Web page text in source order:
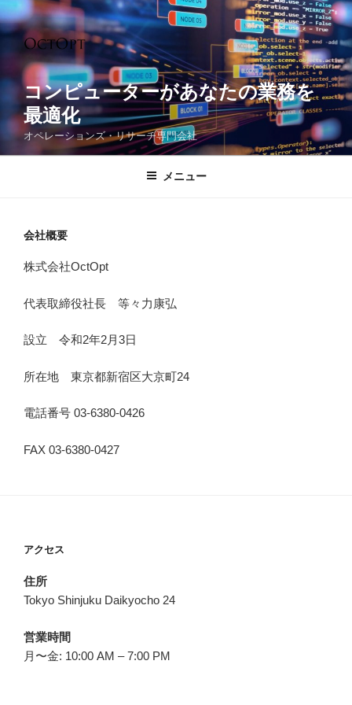
コ
ン
ツ
へ
ス
キ
ッ
コンピューターがあなたの業務を
最適化
オペレーションズ・リサーチ専門会社
メニュー
会社概要
株式会社OctOpt
代表取締役社長 等々力康弘
設立 令和2年2月3日
所在地 東京都新宿区大京町24
電話番号 03-6380-0426
FAX 03-6380-0427
アクセス
住所
Tokyo Shinjuku Daikyocho 24
営業時間
月〜金: 10:00 AM – 7:00 PM